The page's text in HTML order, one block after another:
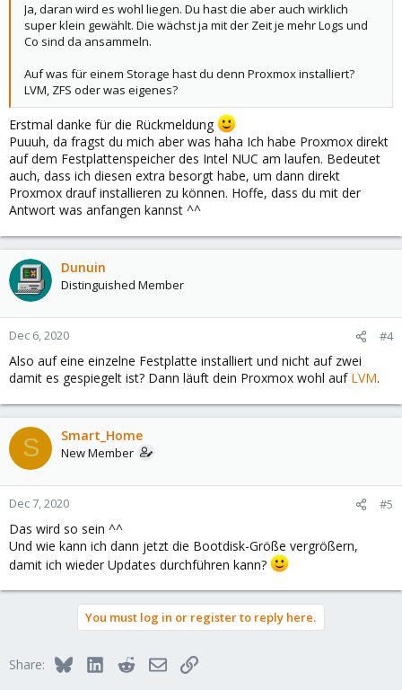
Ja, daran wird es wohl liegen. Du hast die aber auch wirklich
super klein gewählt. Die wächst ja mit der Zeit je mehr Logs und
Co sind da ansammeln.
Auf was für einem Storage hast du denn Proxmox installiert?
LVM, ZFS oder was eigenes?
Erstmal danke für die Rückmeldung
Puuuh, da fragst du mich aber was haha Ich habe Proxmox direkt
auf dem Festplattenspeicher des Intel NUC am laufen. Bedeutet
auch, dass ich diesen extra besorgt habe, um dann direkt
Proxmox drauf installieren zu können. Hoffe, dass du mit der
Antwort was anfangen kannst ^^
Dunuin
Distinguished Member
Dec 6, 2020 #4
Also auf eine einzelne Festplatte installiert und nicht auf zwei
damit es gespiegelt ist? Dann läuft dein Proxmox wohl auf LVM.
S Smart_Home
New Member
Dec 7, 2020 #5
Das wird so sein ^^
Und wie kann ich dann jetzt die Bootdisk-Größe vergrößern,
damit ich wieder Updates durchführen kann?
You must log in or register to reply here.
Share: BlueskyLinkedInRedditEmailLink